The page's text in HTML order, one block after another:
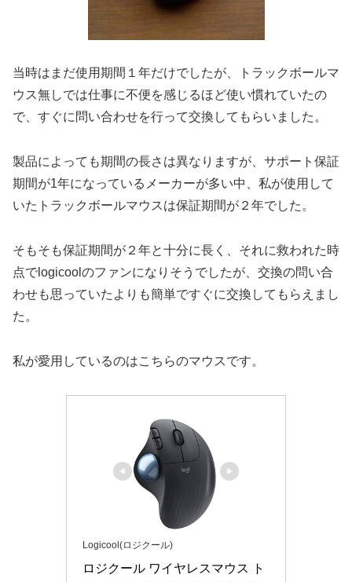
当時はまだ使用期間１年だけでしたが、トラックボールマ
ウス無しでは仕事に不便を感じるほど使い慣れていたの
で、すぐに問い合わせを行って交換してもらいました。
製品によっても期間の長さは異なりますが、サポート保証
期間が1年になっているメーカーが多い中、私が使用して
いたトラックボールマウスは保証期間が２年でした。
そもそも保証期間が２年と十分に長く、それに救われた時
点でlogicoolのファンになりそうでしたが、交換の問い合
わせも思っていたよりも簡単ですぐに交換してもらえまし
た。
私が愛用しているのはこちらのマウスです。
Logicool(ロジクール)
ロジクール ワイヤレスマウス ト